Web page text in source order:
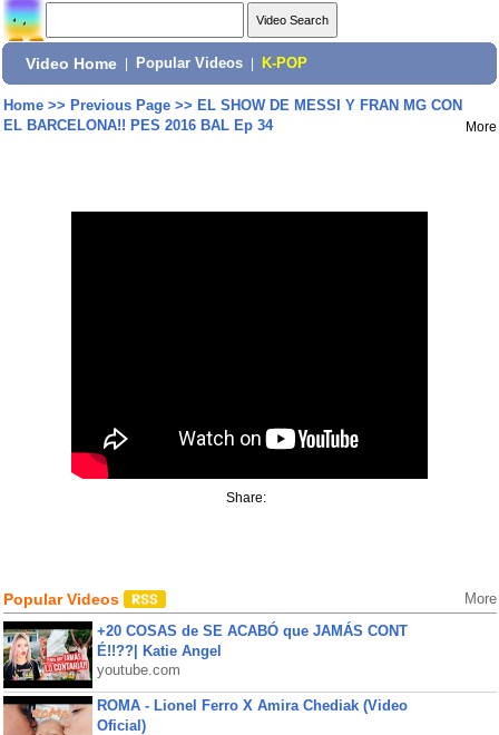
Video Home Popular Videos K-POP
Home>> Previous Page>> EL SHOW DE MESSI Y FRAN MG CON
EL BARCELONA!! PES 2016 BAL Ep 34
More
Share:
Popular Videos More
+20 COSAS de SE ACABÓ que JAMÁS CONT
É!!??| Katie Angel
youtube.com
ROMA - Lionel Ferro X Amira Chediak (Video
Oficial)